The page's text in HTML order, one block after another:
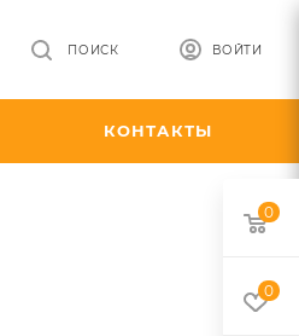
ВОЙТИ
ПОИСК
КОНТАКТЫ
0
0